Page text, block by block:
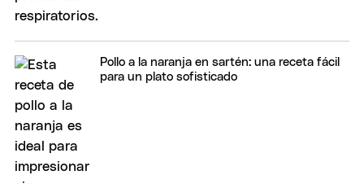
Pollo a la naranja en sartén: una receta fácil
para un plato sofisticado